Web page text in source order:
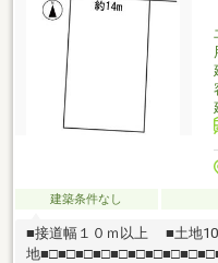
建築条件なし
■接道幅１０ｍ以上 ■土地
地